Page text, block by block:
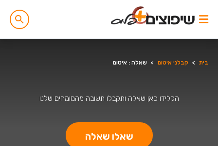
בית > קבלני איטום > שאלה : איטום
הקלידו כאן שאלה ותקבלו תשובה מהמומחים שלנו
שאלו שאלה